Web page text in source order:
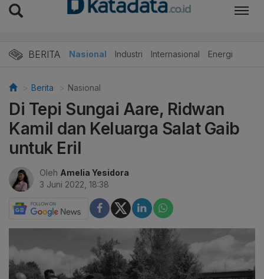
BERITA Nasional Industri Internasional Energi
Berita Nasional
Di Tepi Sungai Aare, Ridwan
Kamil dan Keluarga Salat Gaib
untuk Eril
Oleh Amelia Yesidora
3 Juni 2022, 18:38